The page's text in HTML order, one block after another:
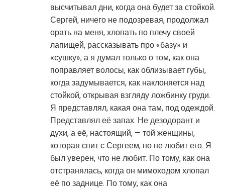
высчитывал дни, когда она будет за стойкой.
Сергей, ничего не подозревая, продолжал
орать на меня, хлопать по плечу своей
лапищей, рассказывать про «базу» и
«сушку», а я думал только о том, как она
поправляет волосы, как облизывает губы,
когда задумывается, как наклоняется над
стойкой, открывая взгляду ложбинку груди.
Я представлял, какая она там, под одеждой.
Представлял её запах. Не дезодорант и
духи, а её, настоящий, — той женщины,
которая спит с Сергеем, но не любит его. Я
был уверен, что не любит. По тому, как она
отстранялась, когда он мимоходом хлопал
её по заднице. По тому, как она